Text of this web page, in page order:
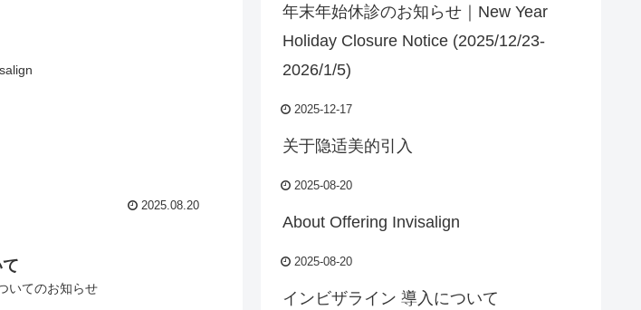
2025.08.20
いてのお知らせ
年末年始休診のお知らせ｜New Year
Holiday Closure Notice (2025/12/23-
2026/1/5)
2025-12-17
关于隐适美的引入
2025-08-20
About Offering Invisalign
2025-08-20
インビザライン 導入について